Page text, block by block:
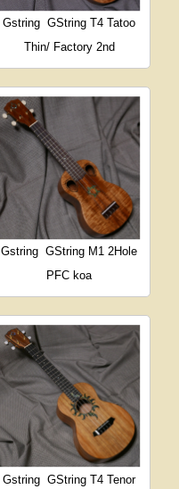
Gstring GString T4 Tatoo
Thin/ Factory 2nd
Gstring GString M1 2Hole
PFC koa
Gstring GString T4 Tenor